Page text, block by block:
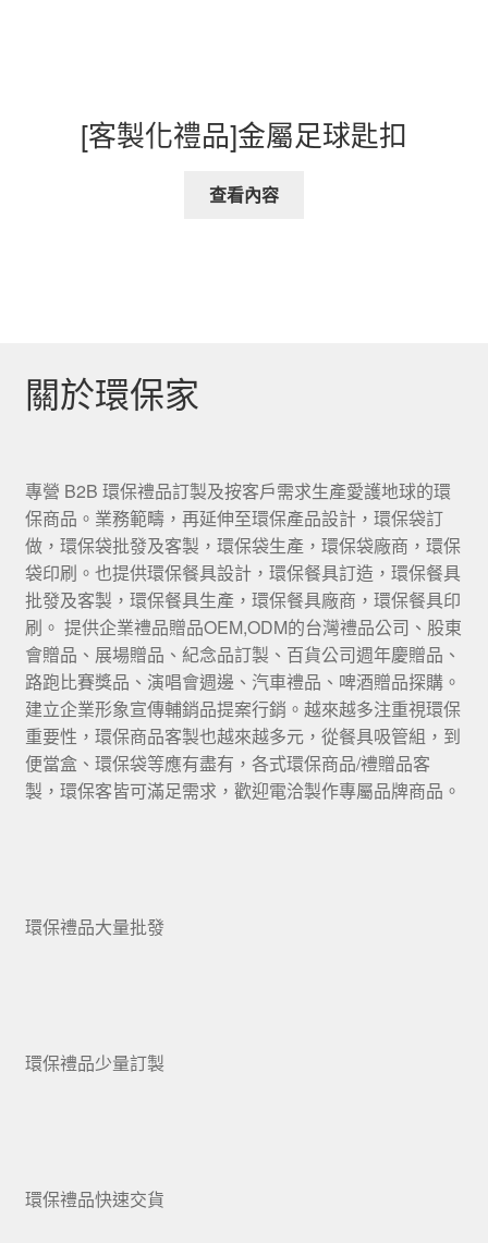
[客製化禮品]金屬足球匙扣
查看內容
關於環保家
專營 B2B 環保禮品訂製及按客戶需求生產愛護地球的環
保商品。業務範疇，再延伸至環保產品設計，環保袋訂
做，環保袋批發及客製，環保袋生產，環保袋廠商，環保
袋印刷。也提供環保餐具設計，環保餐具訂造，環保餐具
批發及客製，環保餐具生產，環保餐具廠商，環保餐具印
刷。 提供企業禮品贈品OEM,ODM的台灣禮品公司、股東
會贈品、展場贈品、紀念品訂製、百貨公司週年慶贈品、
路跑比賽獎品、演唱會週邊、汽車禮品、啤酒贈品探購。
建立企業形象宣傳輔銷品提案行銷。越來越多注重視環保
重要性，環保商品客製也越來越多元，從餐具吸管組，到
便當盒、環保袋等應有盡有，各式環保商品/禮贈品客
製，環保客皆可滿足需求，歡迎電洽製作專屬品牌商品。
環保禮品大量批發
環保禮品少量訂製
環保禮品快速交貨